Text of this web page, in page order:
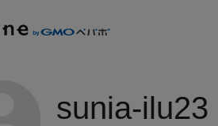
sunia-ilu23